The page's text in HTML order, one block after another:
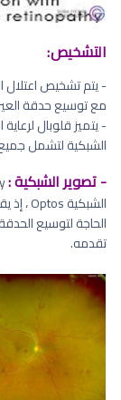
التشخيص:
- يتم تشخيص
مع توسيع حدقة
- يتميز قلوبال
الشبكية لتشمل
- تصوير الشبكية :
الحاجة لتوسيع
تقدمه.